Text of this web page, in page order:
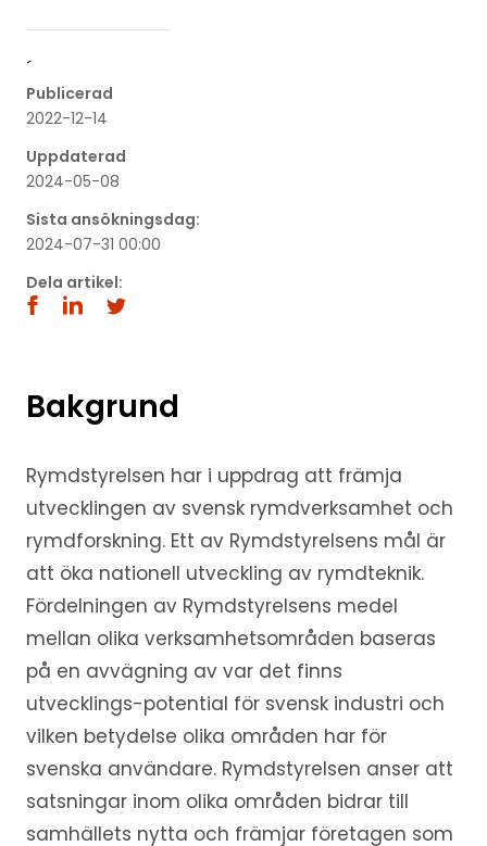
´
Publicerad
2022-12-14
Uppdaterad
2024-05-08
Sista ansökningsdag:
2024-07-31 00:00
Dela artikel:
Bakgrund
Rymdstyrelsen har i uppdrag att främja
utvecklingen av svensk rymdverksamhet och
rymdforskning. Ett av Rymdstyrelsens mål är
att öka nationell utveckling av rymdteknik.
Fördelningen av Rymdstyrelsens medel
mellan olika verksamhetsområden baseras
på en avvägning av var det finns
utvecklings-potential för svensk industri och
vilken betydelse olika områden har för
svenska användare. Rymdstyrelsen anser att
satsningar inom olika områden bidrar till
samhällets nytta och främjar företagen som